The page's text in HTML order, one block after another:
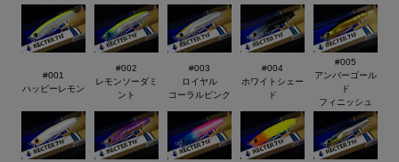
抜群の飛距離と極浅レンジ設定でどんなシャローも攻略可能！
水の抵抗や水流変化を捉えやすいショートリップを搭載したよう
#001
ハッピーレモン
#002
レモンソーダミ
ント
#003
ロイヤル
コーラルピンク
#004
ホワイトシェー
ド
#005
アンバーゴール
ド
フィニッシュ